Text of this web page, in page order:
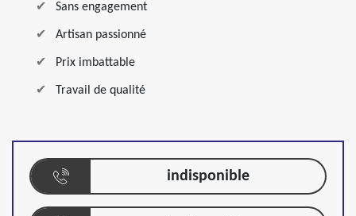
Sans engagement
Artisan passionné
Prix imbattable
Travail de qualité
indisponible